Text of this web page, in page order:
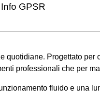
Info GPSR
quotidiane. Progettato per
professionali che per
fluido e una